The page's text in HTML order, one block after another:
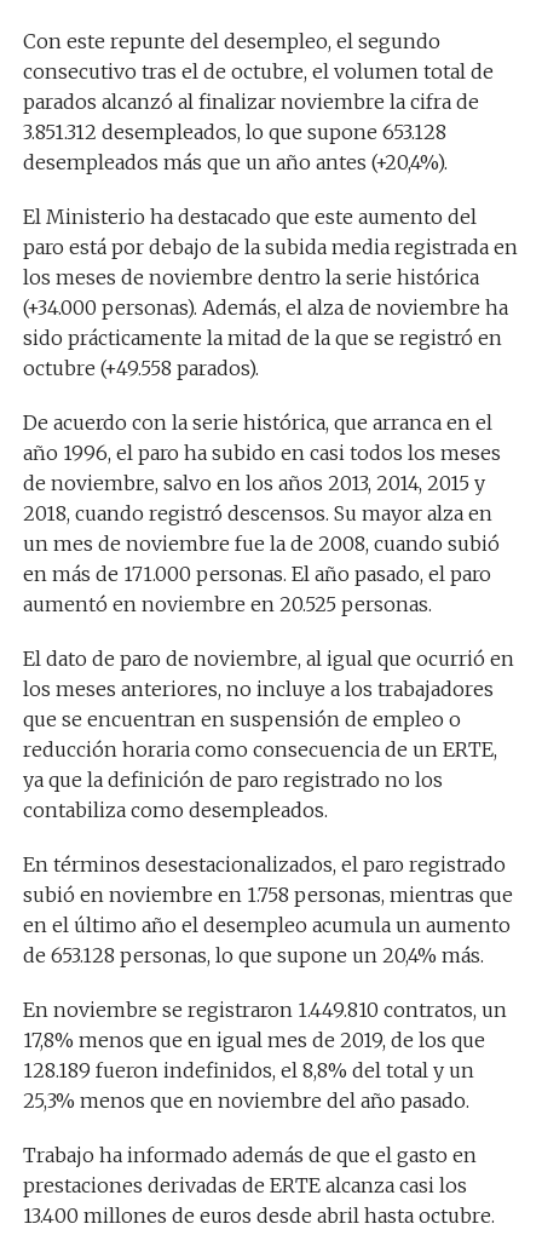
Con este repunte del desempleo, el segundo
consecutivo tras el de octubre, el volumen total de
parados alcanzó al finalizar noviembre la cifra de
3.851.312 desempleados, lo que supone 653.128
desempleados más que un año antes (+20,4%).
El Ministerio ha destacado que este aumento del
paro está por debajo de la subida media registrada en
los meses de noviembre dentro la serie histórica
(+34.000 personas). Además, el alza de noviembre ha
sido prácticamente la mitad de la que se registró en
octubre (+49.558 parados).
De acuerdo con la serie histórica, que arranca en el
año 1996, el paro ha subido en casi todos los meses
de noviembre, salvo en los años 2013, 2014, 2015 y
2018, cuando registró descensos. Su mayor alza en
un mes de noviembre fue la de 2008, cuando subió
en más de 171.000 personas. El año pasado, el paro
aumentó en noviembre en 20.525 personas.
El dato de paro de noviembre, al igual que ocurrió en
los meses anteriores, no incluye a los trabajadores
que se encuentran en suspensión de empleo o
reducción horaria como consecuencia de un ERTE,
ya que la definición de paro registrado no los
contabiliza como desempleados.
En términos desestacionalizados, el paro registrado
subió en noviembre en 1.758 personas, mientras que
en el último año el desempleo acumula un aumento
de 653.128 personas, lo que supone un 20,4% más.
En noviembre se registraron 1.449.810 contratos, un
17,8% menos que en igual mes de 2019, de los que
128.189 fueron indefinidos, el 8,8% del total y un
25,3% menos que en noviembre del año pasado.
Trabajo ha informado además de que el gasto en
prestaciones derivadas de ERTE alcanza casi los
13.400 millones de euros desde abril hasta octubre.